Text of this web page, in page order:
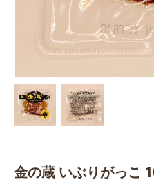
金の蔵 いぶりがっこ